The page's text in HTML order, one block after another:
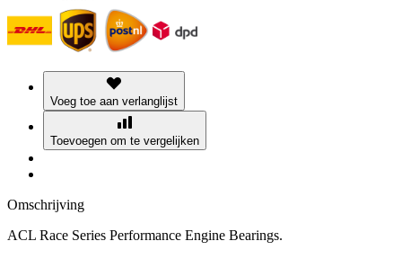
Voeg toe aan verlanglijst
Toevoegen om te vergelijken
Omschrijving
ACL Race Series Performance Engine Bearings.